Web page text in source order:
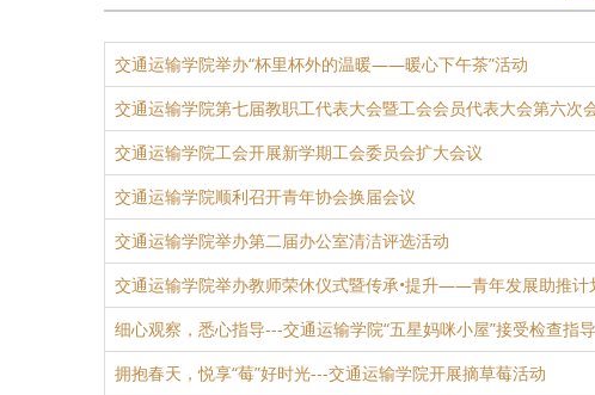
交通运输学院举办“杯里杯外的温暖——暖心下午茶”活动
交通运输学院第七届教职工代表大会暨工会会员代表大会第六次
交通运输学院工会开展新学期工会委员会扩大会议
交通运输学院顺利召开青年协会换届会议
交通运输学院举办第二届办公室清洁评选活动
交通运输学院举办教师荣休仪式暨传承•提升——青年发展助推计
细心观察，悉心指导---交通运输学院“五星妈咪小屋”接受检查指导
拥抱春天，悦享“莓”好时光---交通运输学院开展摘草莓活动